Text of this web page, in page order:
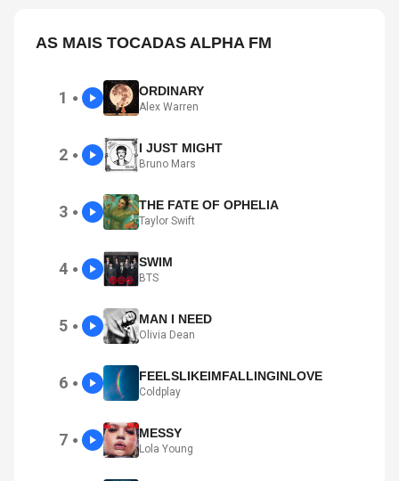
AS MAIS TOCADAS ALPHA FM
1 ● ORDINARY
Alex Warren
2 ● I JUST MIGHT
Bruno Mars
3 ● THE FATE OF OPHELIA
Taylor Swift
4 ● SWIM
BTS
5 ● MAN I NEED
Olivia Dean
6 ● FEELSLIKEIMFALLINGINLOVE
Coldplay
7 ● MESSY
Lola Young